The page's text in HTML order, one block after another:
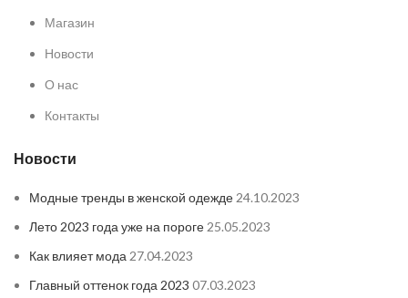
Магазин
Новости
О нас
Контакты
Новости
Модные тренды в женской одежде 24.10.2023
Лето 2023 года уже на пороге 25.05.2023
Как влияет мода 27.04.2023
Главный оттенок года 2023 07.03.2023